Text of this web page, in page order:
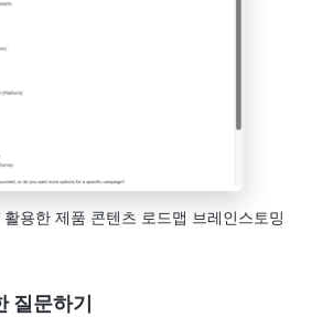
용한 제품 콘텐츠 로드맵 브레인스토밍
질문하기